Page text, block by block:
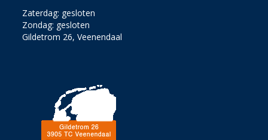
Zaterdag: gesloten
Zondag: gesloten
Gildetrom 26, Veenendaal